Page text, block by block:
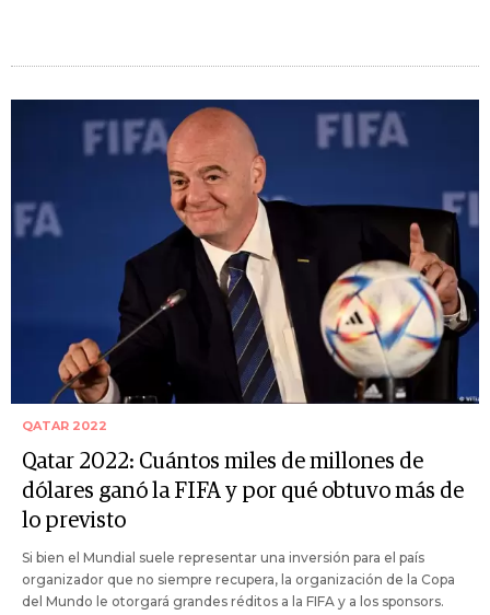
QATAR 2022
Qatar 2022: Cuántos miles de millones de
dólares ganó la FIFA y por qué obtuvo más de
lo previsto
Si bien el Mundial suele representar una inversión para el país
organizador que no siempre recupera, la organización de la Copa
del Mundo le otorgará grandes réditos a la FIFA y a los sponsors.